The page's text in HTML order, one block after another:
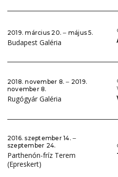
2019. március 20. ‒ május 5.
Budapest Galéria
2018. november 8. ‒ 2019.
november 8.
Rugógyár Galéria
2016. szeptember 14. ‒
szeptember 24.
Parthenón-fríz Terem
(Epreskert)